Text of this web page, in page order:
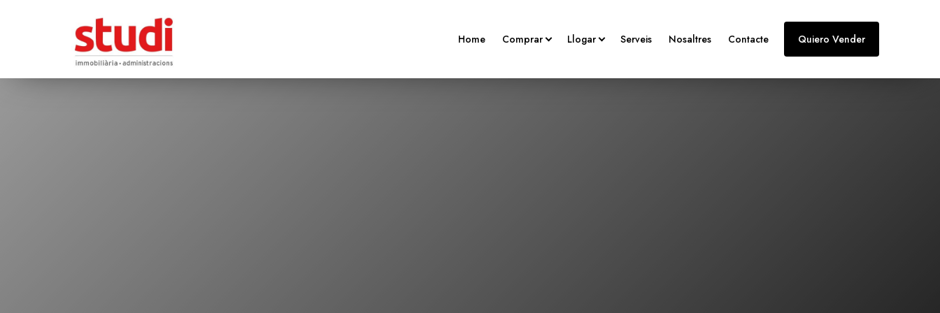
Home Comprar Llogar Serveis Nosaltres Contacte Quiero Vender